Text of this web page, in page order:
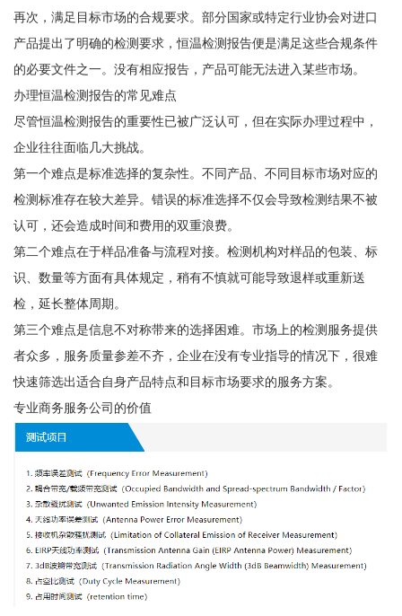
再次，满足目标市场的合规要求。部分国家或特定行业协会对进口
产品提出了明确的检测要求，恒温检测报告便是满足这些合规条件
的必要文件之一。没有相应报告，产品可能无法进入某些市场。
办理恒温检测报告的常见难点
尽管恒温检测报告的重要性已被广泛认可，但在实际办理过程中，
企业往往面临几大挑战。
第一个难点是标准选择的复杂性。不同产品、不同目标市场对应的
检测标准存在较大差异。错误的标准选择不仅会导致检测结果不被
认可，还会造成时间和费用的双重浪费。
第二个难点在于样品准备与流程对接。检测机构对样品的包装、标
识、数量等方面有具体规定，稍有不慎就可能导致退样或重新送
检，延长整体周期。
第三个难点是信息不对称带来的选择困难。市场上的检测服务提供
者众多，服务质量参差不齐，企业在没有专业指导的情况下，很难
快速筛选出适合自身产品特点和目标市场要求的服务方案。
专业商务服务公司的价值